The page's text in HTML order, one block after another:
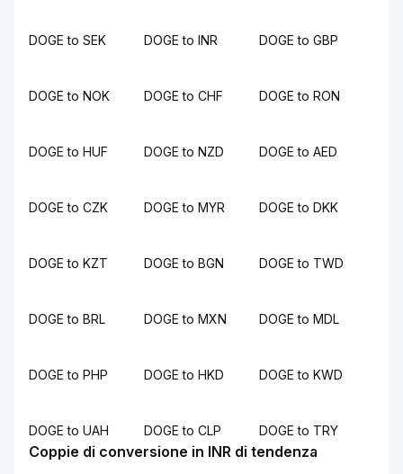
DOGE to SEK DOGE to INR DOGE to GBP
DOGE to NOK DOGE to CHF DOGE to RON
DOGE to HUF DOGE to NZD DOGE to AED
DOGE to CZK DOGE to MYR DOGE to DKK
DOGE to KZT DOGE to BGN DOGE to TWD
DOGE to BRL DOGE to MXN DOGE to MDL
DOGE to PHP DOGE to HKD DOGE to KWD
DOGE to UAH DOGE to CLP DOGE to TRY
Coppie di conversione in INR di tendenza